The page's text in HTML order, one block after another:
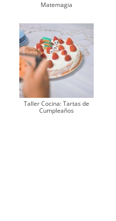
Matemagia
Taller Cocina: Tartas de
Cumpleaños